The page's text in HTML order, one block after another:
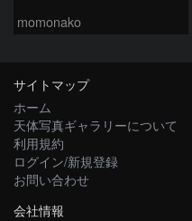
momonako
サイトマップ
ホーム
天体写真ギャラリーについて
利用規約
ログイン/新規登録
お問い合わせ
会社情報